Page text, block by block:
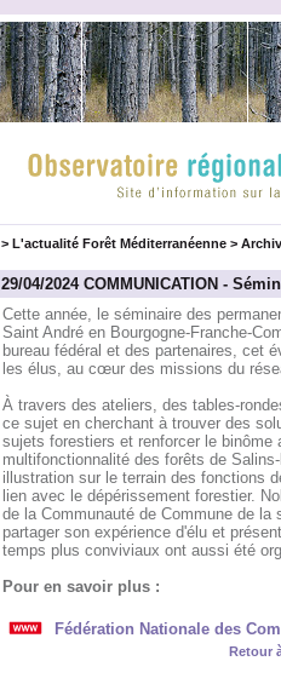
> L'actualité Forêt Méditerranéenne>
29/04/2024 COMMUNICATION -
Cette année, le séminaire des
Saint André en Bourgogne-Franche-
bureau fédéral et des partenaires, cet
les élus, au cœur des missions du
À travers des ateliers, des tables-
ce sujet en cherchant à trouver des
sujets forestiers et renforcer le binôme
multifonctionnalité des forêts de
illustration sur le terrain des fonctions
lien avec le dépérissement forestier.
de la Communauté de Commune de
partager son expérience d'élu et
temps plus conviviaux ont aussi été
Pour en savoir plus :
Fédération Nationale des
Retour